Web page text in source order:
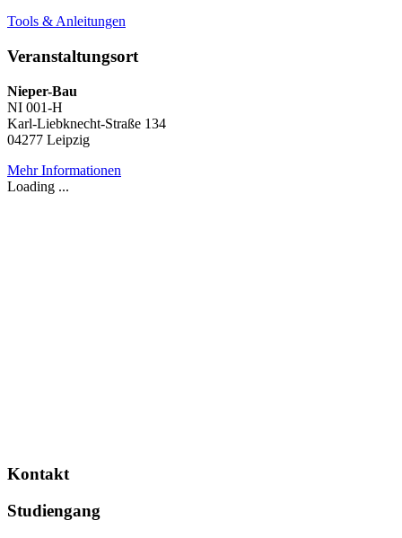
Tools & Anleitungen
Veranstaltungsort
Nieper-Bau
NI 001-H
Karl-Liebknecht-Straße 134
04277 Leipzig
Mehr Informationen
Loading ...
Kontakt
Studiengang